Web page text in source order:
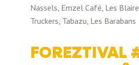
Nassels, Emzel Café, Les
Truckers, Tabazu, Les Barabans
FOREZTIVAL